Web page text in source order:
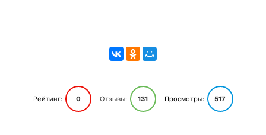
Рейтинг: 0 Отзывы: 131 Просмотры: 517